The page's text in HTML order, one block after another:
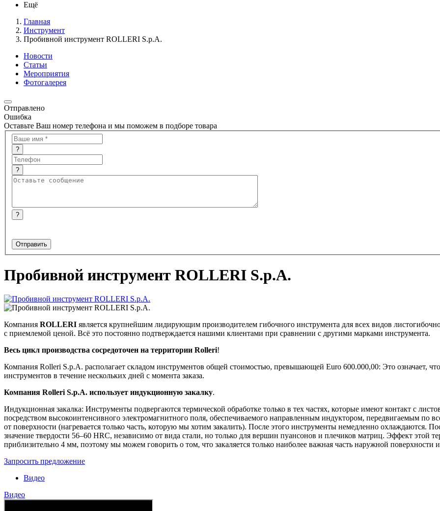
Ещё
Главная
Инструмент
Пробивной инструмент ROLLERI S.p.A.
Новости
Статьи
Мероприятия
Фотогалерея
Отправлено
Ошибка
Оставьте Ваш номер телефона и мы поможем в подборе товара
?
?
?
Пробивной инструмент ROLLERI S.p.A.
Компания ROLLERI является крупнейшим лидирующим производителем гибочного инструмента для всех видов
с приемлемой ценой. Всё это постоянно подтверждается нашими клиентами при сравнении с другими марками инструмента.
Весь цикл производства сосредоточен на территории Rolleri!
Компания Rolleri S.p.A. располагает складом инструментов общей стоимостью, превышающей Euro 600.000,00: Это означает,
инструментов в течение нескольких дней с момента заказа.
Компания Rolleri S.p.A. использует индукционную закалку.
Индукционная закалка: Инструменты подвергаются термической обработке только в тех частях, которые имеют контакт с
посредством высокоинтенсивного электромагнитного поля, обеспечиваемого направленным индуктором, передвигаемым по
от поверхности (нагревается только часть, которую мы хотим закалить). После этого инструменты немедленно охлаждаются.
значение твердости 56–60 HRC, независимо от вида стали, но только для вершин пуансонов и плечиков матриц. Эффект этой
приблизительно 4 мм, поэтому мы можем говорить о том, что закаляется только наиболее важная часть наружной поверхности
Запросить предложение
Видео
Видео